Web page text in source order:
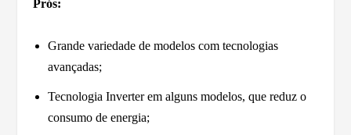
Prós:
Grande variedade de modelos com tecnologias
avançadas;
Tecnologia Inverter em alguns modelos, que reduz o
consumo de energia;